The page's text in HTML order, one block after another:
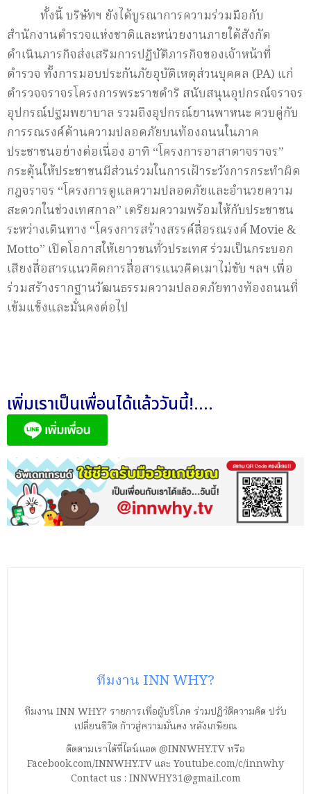
ทั้งนี้ บริษัทฯ ยังได้บูรณาการความร่วมมือกับ
สำนักงานตำรวจแห่งชาติและหน่วยงานภายใต้สังกัด
ดำเนินภารกิจส่งเสริมการปฏิบัติภารกิจของเจ้าหน้าที่
ตำรวจ ทั้งการมอบประกันภัยอุบัติเหตุส่วนบุคคล (PA) แก่
ตำรวจจราจรโครงการพระราชดำริ สนับสนุนอุปกรณ์จราจร
อุปกรณ์ปฐมพยาบาล รวมถึงอุปกรณ์ยานพาหนะ ควบคู่กับ
การรณรงค์ด้านความปลอดภัยบนท้องถนนในภาค
ประชาชนอย่างต่อเนื่อง อาทิ “โครงการอาสาตาจราจร”
กระตุ้นให้ประชาชนมีส่วนร่วมในการเฝ้าระวังการกระทำผิด
กฎจราจร “โครงการดูแลความปลอดภัยและอำนวยความ
สะดวกในช่วงเทศกาล” เตรียมความพร้อมให้กับประชาชน
ระหว่างเดินทาง “โครงการสร้างสรรค์สื่อรณรงค์ Movie &
Motto” เปิดโอกาสให้เยาวชนทั่วประเทศ ร่วมเป็นกระบอก
เสียงสื่อสารแนวคิดการสื่อสารแนวคิดเมาไม่ขับ ฯลฯ เพื่อ
ร่วมสร้างรากฐานวัฒนธรรมความปลอดภัยทางท้องถนนที่
เข้มแข็งและมั่นคงต่อไป
เพิ่มเราเป็นเพื่อนได้แล้ววันนี้!....
ทีมงาน INN WHY?
ทีมงาน INN WHY? รายการเพื่อผู้บริโภค ร่วมปฏิวัติความคิด ปรับ
เปลี่ยนชีวิต ก้าวสู่ความมั่นคง หลังเกษียณ
ติดตามเราได้ที่ไลน์แอด @INNWHY.TV หรือ
Facebook.com/INNWHY.TV และ Youtube.com/c/innwhy
Contact us : INNWHY31@gmail.com